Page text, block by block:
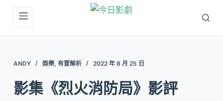
至
內
容
ANDY 娛樂, 有雷解析 2022 年 8 月 25 日
影集《烈火消防局》影評